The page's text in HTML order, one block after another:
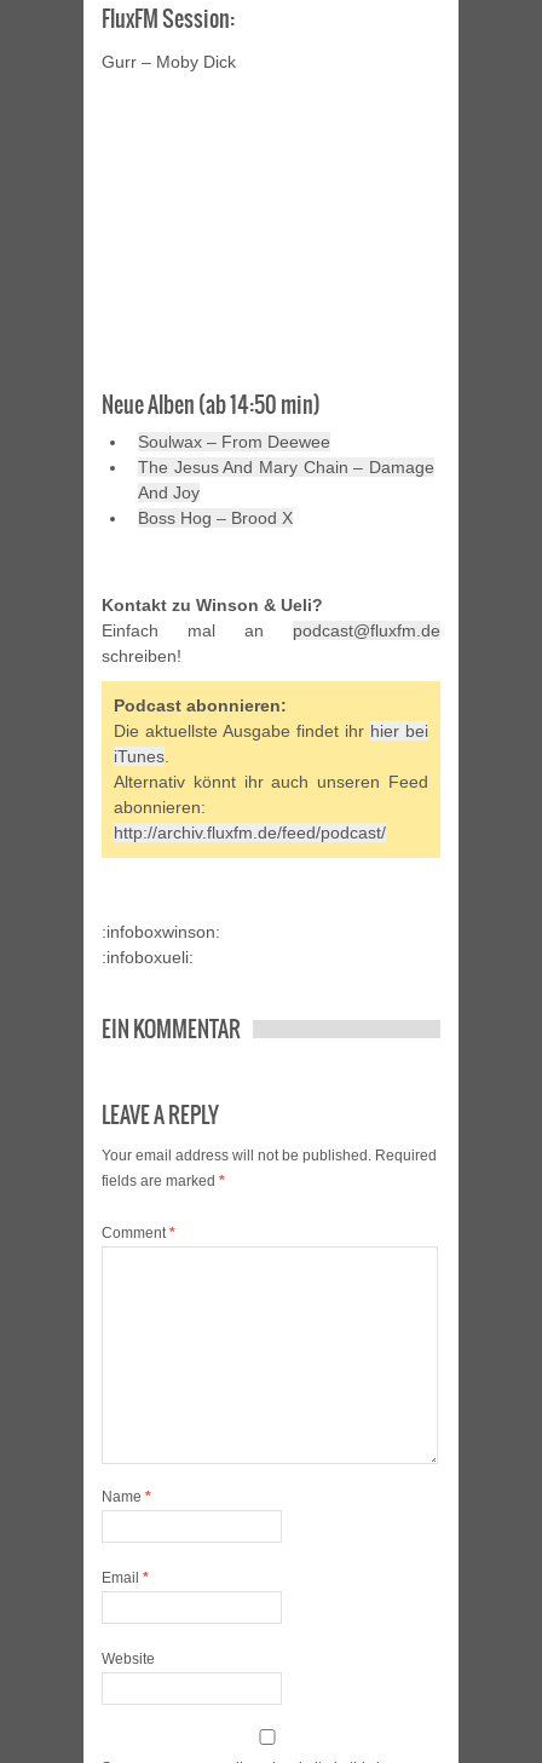
FluxFM Session:
Gurr – Moby Dick
Neue Alben (ab 14:50 min)
Soulwax – From Deewee
The Jesus And Mary Chain – Damage
And Joy
Boss Hog – Brood X
Kontakt zu Winson & Ueli?
Einfach mal an podcast@fluxfm.de
schreiben!
Podcast abonnieren:
Die aktuellste Ausgabe findet ihr hier bei
iTunes
Alternativ könnt ihr auch unseren Feed
abonnieren:
http://archiv.fluxfm.de/feed/podcast/
:infoboxwinson:
:infoboxueli:
EIN KOMMENTAR
LEAVE A REPLY
Your email address will not be published. Required
fields are marked *
Comment*
Name *
Email *
Website